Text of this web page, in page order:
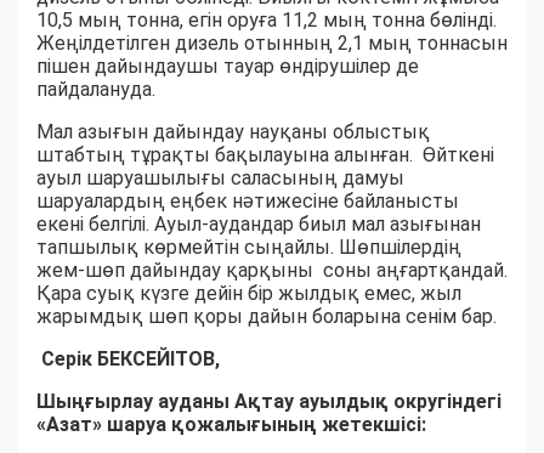
10,5 мың тонна, егін оруға 11,2 мың тонна бөлінді.
Жеңілдетілген дизель отынның 2,1 мың тоннасын
пішен дайындаушы тауар өндірушілер де
пайдалануда.
Мал азығын дайындау науқаны облыстық
штабтың тұрақты бақылауына алынған. Өйткені
ауыл шаруашылығы саласының дамуы
шаруалардың еңбек нәтижесіне байланысты
екені белгілі. Ауыл-аудандар биыл мал азығынан
тапшылық көрмейтін сыңайлы. Шөпшілердің
жем-шөп дайындау қарқыны соны аңғартқандай.
Қара суық күзге дейін бір жылдық емес, жыл
жарымдық шөп қоры дайын боларына сенім бар.
Серік БЕКСЕЙІТОВ,
Шыңғырлау ауданы Ақтау ауылдық округіндегі
«Азат» шаруа қожалығының жетекшісі: